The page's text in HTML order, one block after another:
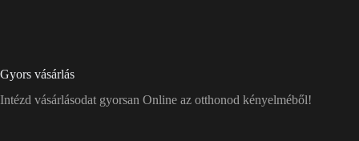
Gyors vásárlás
Intézd vásárlásodat gyorsan Online az otthonod kényelméből!